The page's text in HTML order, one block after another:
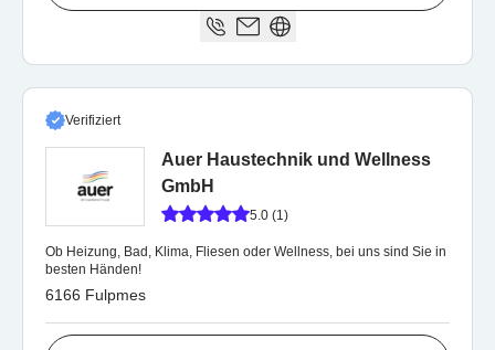
Verifiziert
Auer Haustechnik und Wellness
GmbH
5.0 (1)
Ob Heizung, Bad, Klima, Fliesen oder Wellness, bei uns sind Sie in
besten Händen!
6166 Fulpmes